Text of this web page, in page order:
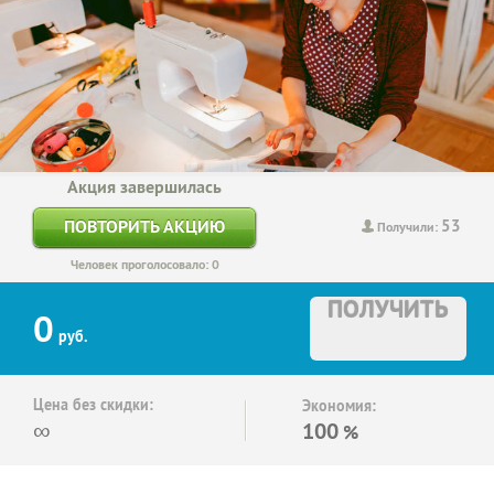
Получили: 53
Акция завершилась
ПОВТОРИТЬ АКЦИЮ
Человек проголосовало: 0
0 руб.
ПОЛУЧИТЬ
Цена без скидки:
∞
Экономия:
100 %